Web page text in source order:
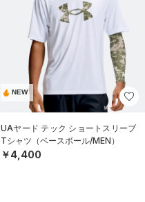
NEW
UAヤード テック ショートスリーブ
Tシャツ（ベースボール/MEN）
￥4,400